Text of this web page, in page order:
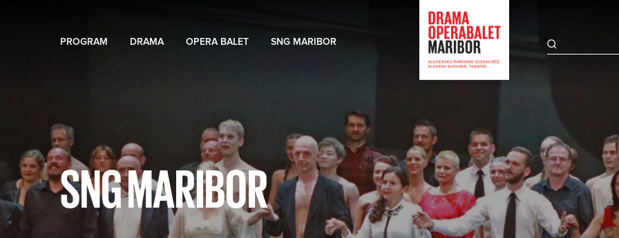
PROGRAM DRAMA OPERA BALET SNG MARIBOR
SNG MARIBOR